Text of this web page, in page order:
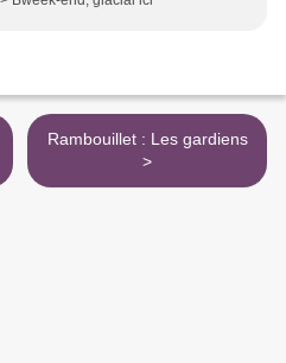
Rambouillet : Les gardiens
>